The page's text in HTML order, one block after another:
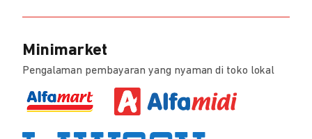
Minimarket
Pengalaman pembayaran yang nyaman di toko lokal